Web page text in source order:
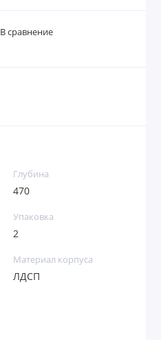
В сравнение
Глубина
470
Упаковка
2
Материал корпуса
ЛДСП